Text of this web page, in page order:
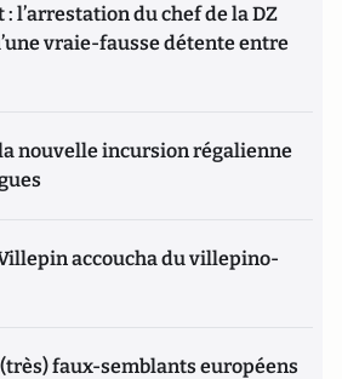
l’arrestation du chef de la DZ
vraie-fausse détente entre
nouvelle incursion régalienne
accoucha du villepino-
faux-semblants européens